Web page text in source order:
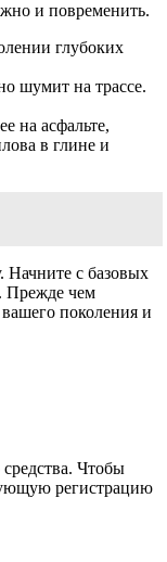
и повременить.
глубоких
шумит на трассе.
на асфальте,
в глине и
Начните с базовых
Прежде чем
поколения и
Чтобы
регистрацию